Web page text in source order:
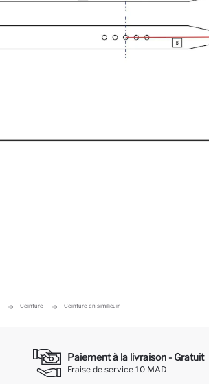
Ceinture Ceinture en similicuir
Paiement à la livraison - Gratuit
Fraise de service 10 MAD